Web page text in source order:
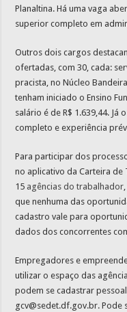
Planaltina. Há uma vaga
superior completo em
Outros dois cargos
ofertadas, com 30, cada:
pracista, no Núcleo
tenham iniciado o Ensino
salário é de R$ 1.639,44.
completo e experiência
Para participar dos
no aplicativo da Carteira de
15 agências do trabalhador
que nenhuma das
cadastro vale para
dados dos concorrentes
Empregadores e
utilizar o espaço das
podem se cadastrar
gcv@sedet.df.gov.br. Pode